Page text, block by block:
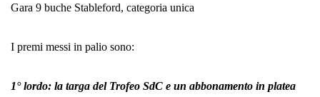
Gara 9 buche Stableford, categoria unica
I premi messi in palio sono:
1° lordo: la targa del Trofeo SdC e un abbonamento in platea